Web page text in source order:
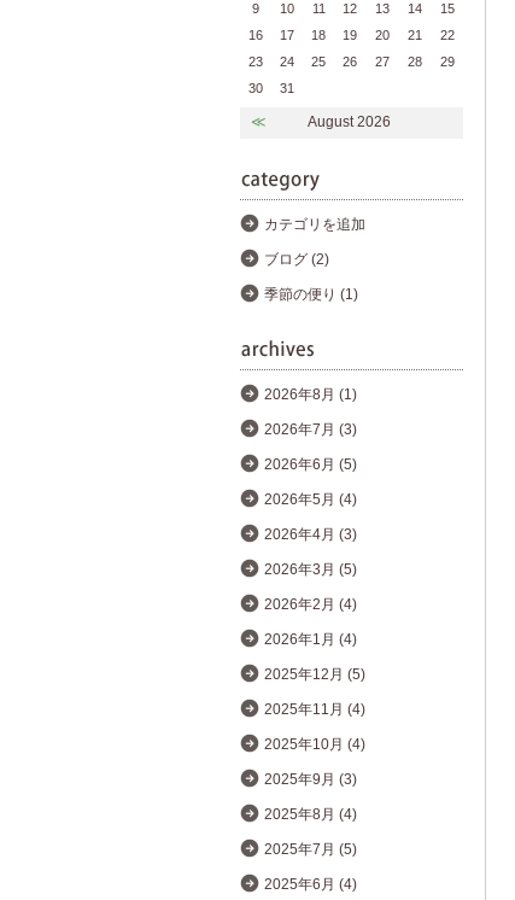
9 10 11 12 13 14
15
16
17 18 19 20 21
22
23
24 25 26 27 28
29
30
31
≪ August 2026
カテゴリを追加
ブログ (2)
季節の便り (1)
2026年8月 (1)
2026年7月 (3)
2026年6月 (5)
2026年5月 (4)
2026年4月 (3)
2026年3月 (5)
2026年2月 (4)
2026年1月 (4)
2025年12月 (5)
2025年11月 (4)
2025年10月 (4)
2025年9月 (3)
2025年8月 (4)
2025年7月 (5)
2025年6月 (4)